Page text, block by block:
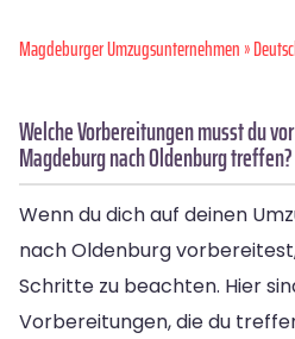
Magdeburger Umzugsunternehmen»
Welche Vorbereitungen musst du
Magdeburg nach Oldenburg treffen?
Wenn du dich auf deinen
nach Oldenburg
Schritte zu beachten. Hier
Vorbereitungen, die du